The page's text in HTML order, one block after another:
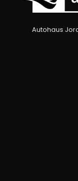
Autohaus